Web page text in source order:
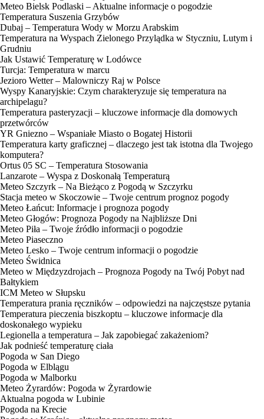
Meteo Bielsk Podlaski – Aktualne informacje o pogodzie
Temperatura Suszenia Grzybów
Dubaj – Temperatura Wody w Morzu Arabskim
Temperatura na Wyspach Zielonego Przylądka w Styczniu, Lutym i
Grudniu
Jak Ustawić Temperaturę w Lodówce
Turcja: Temperatura w marcu
Jezioro Wetter – Malowniczy Raj w Polsce
Wyspy Kanaryjskie: Czym charakteryzuje się temperatura na
archipelagu?
Temperatura pasteryzacji – kluczowe informacje dla domowych
przetwórców
YR Gniezno – Wspaniałe Miasto o Bogatej Historii
Temperatura karty graficznej – dlaczego jest tak istotna dla Twojego
komputera?
Ortus 05 SC – Temperatura Stosowania
Lanzarote – Wyspa z Doskonałą Temperaturą
Meteo Szczyrk – Na Bieżąco z Pogodą w Szczyrku
Stacja meteo w Skoczowie – Twoje centrum prognoz pogody
Meteo Łańcut: Informacje i prognoza pogody
Meteo Głogów: Prognoza Pogody na Najbliższe Dni
Meteo Piła – Twoje źródło informacji o pogodzie
Meteo Piaseczno
Meteo Lesko – Twoje centrum informacji o pogodzie
Meteo Świdnica
Meteo w Międzyzdrojach – Prognoza Pogody na Twój Pobyt nad
Bałtykiem
ICM Meteo w Słupsku
Temperatura prania ręczników – odpowiedzi na najczęstsze pytania
Temperatura pieczenia biszkoptu – kluczowe informacje dla
doskonałego wypieku
Legionella a temperatura – Jak zapobiegać zakażeniom?
Jak podnieść temperaturę ciała
Pogoda w San Diego
Pogoda w Elblągu
Pogoda w Malborku
Meteo Żyrardów: Pogoda w Żyrardowie
Aktualna pogoda w Lubinie
Pogoda na Krecie